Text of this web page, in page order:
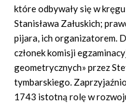
które odbywały się w
Stanisława Załuskich;
pijara, ich organizatorem.
członek komisji
geometrycznych» przez
tymbarskiego.
1743 istotną rolę w